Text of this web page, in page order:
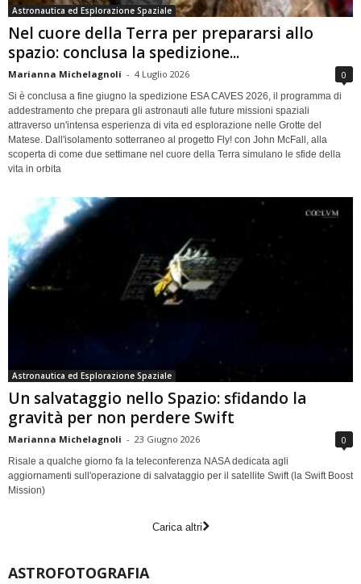
Astronautica ed Esplorazione Spaziale
Nel cuore della Terra per prepararsi allo
spazio: conclusa la spedizione...
Marianna Michelagnoli - 4 Luglio 2026 0
Si è conclusa a fine giugno la spedizione ESA CAVES 2026, il programma di
addestramento che prepara gli astronauti alle future missioni spaziali
attraverso un'intensa esperienza di vita ed esplorazione nelle Grotte del
Matese. Dall'isolamento sotterraneo al progetto Fly! con John McFall, alla
scoperta di come due settimane nel cuore della Terra simulano le sfide della
vita in orbita
Astronautica ed Esplorazione Spaziale
Un salvataggio nello Spazio: sfidando la
gravità per non perdere Swift
Marianna Michelagnoli - 23 Giugno 2026 0
Risale a qualche giorno fa la teleconferenza NASA dedicata agli
aggiornamenti sull'operazione di salvataggio per il satellite Swift (la Swift Boost
Mission)
Carica altri
ASTROFOTOGRAFIA